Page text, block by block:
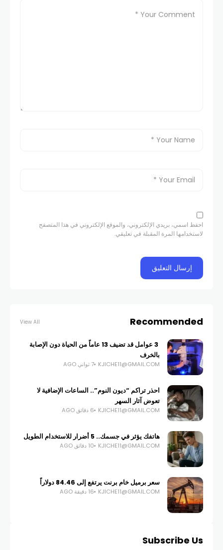
احفظ اسمي، بريدي الإلكتروني، والموقع الإلكتروني في هذا المتصفح
لاستخدامها المرة المقبلة في تعليقي.
Recommended
View All
3 عوامل قد تضيف 13 عاماً من الحياة دون الإصابة
بالخرف
KJICHE11@GMAIL.COM 7 ثواني AGO
احذر تراكم “ديون النوم”.. الساعات الإضافية لا
تعوض آثار السهر
KJICHE11@GMAIL.COM 6 دقائق AGO
هاتفك يؤثر في جسمك.. 5 أضرار للاستخدام الطويل
KJICHE11@GMAIL.COM 10 دقائق AGO
سعر برميل خام برنت يرتفع إلى 84.46 ​دولاراً
KJICHE11@GMAIL.COM 16 دقيقة AGO
Subscribe Us